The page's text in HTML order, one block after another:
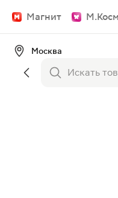
Магнит
Москва